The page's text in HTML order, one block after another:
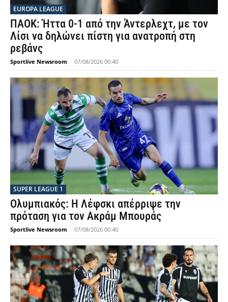
EUROPA LEAGUE
ΠΑΟΚ: Ήττα 0-1 από την Άντερλεχτ, με τον
Λίσι να δηλώνει πίστη για ανατροπή στη
ρεβάνς
Sportlive Newsroom - 07/08/2026 00:40
SUPER LEAGUE 1
Ολυμπιακός: Η Λέφσκι απέρριψε την
πρόταση για τον Ακράμ Μπουράς
Sportlive Newsroom - 07/08/2026 00:40